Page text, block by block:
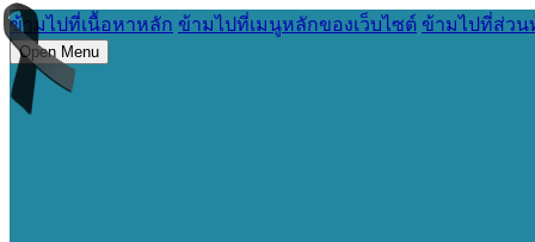
ข้ามไปที่เนื้อหาหลัก ข้ามไปที่เมนูหลักของเว็บไซต์ ข้ามไปที่ส่วน
Open Menu